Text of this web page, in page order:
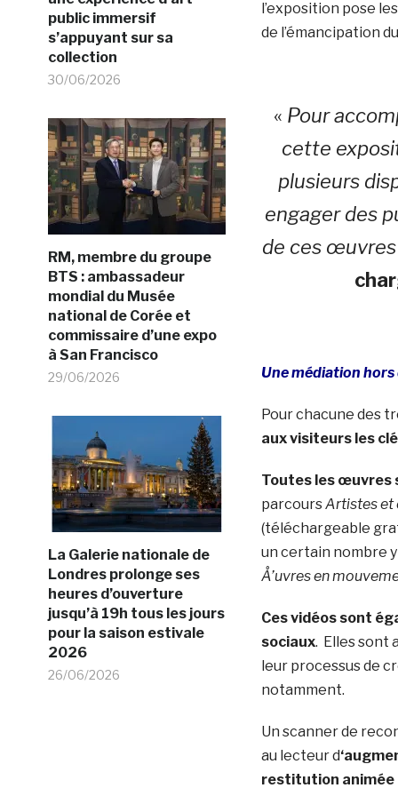
public immersif
s’appuyant sur sa
collection
30/06/2026
RM, membre du groupe
BTS : ambassadeur
mondial du Musée
national de Corée et
commissaire d’une expo
à San Francisco
29/06/2026
La Galerie nationale de
Londres prolonge ses
heures d’ouverture
jusqu’à 19h tous les jours
pour la saison estivale
2026
26/06/2026
l’exposition pose
de l’émancipation
« Pour
cette
plusieurs
engager des
de ces
Une médiation
Pour chacune des
aux visiteurs les
Toutes les œuvres
parcoursArtistes
(téléchargeable
un certain nombre
Å’uvres en
Ces vidéos sont
sociaux. Elles sont
leur processus de
notamment.
Un scanner de
au lecteur d
restitution